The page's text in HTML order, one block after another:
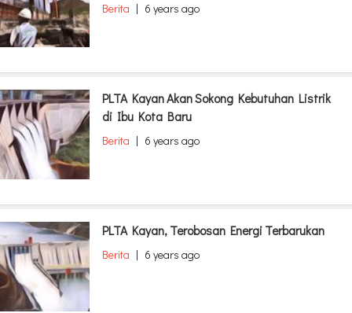
Berita | 6 years ago
PLTA Kayan Akan Sokong Kebutuhan Listrik
di Ibu Kota Baru
Berita | 6 years ago
PLTA Kayan, Terobosan Energi Terbarukan
Berita | 6 years ago